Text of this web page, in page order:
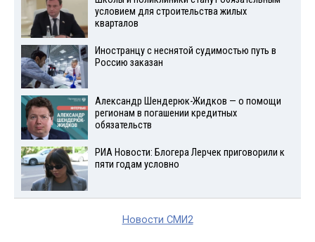
условием для строительства жилых
кварталов
Иностранцу с неснятой судимостью путь в
Россию заказан
Александр Шендерюк-Жидков — о помощи
регионам в погашении кредитных
обязательств
РИА Новости: Блогера Лерчек приговорили к
пяти годам условно
Новости СМИ2